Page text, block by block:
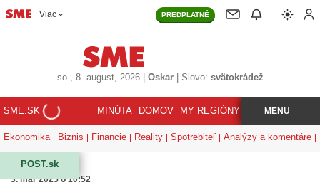
Viac PREDPLATNÉ
so, 8. august, 2026| Oskar| Slovo: svätokrádež
SME.SK MINÚTA DOMOV MY REGIÓNY KORZÁR
HĽADAJMENU
Ekonomika Biznis Financie Reality Spotrebiteľ Analýzy a komentáre
POST.sk
3. mar 2025 o 10:52